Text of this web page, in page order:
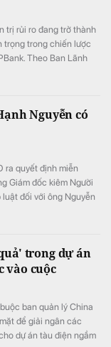
trị rủi ro đang trở thành
trọng trong chiến lược
Theo Ban Lãnh
lượng.
Nguyễn có
ra quyết định miễn
Giám đốc kiêm Người
đối với ông Nguyễn
trong dự án
vào cuộc
ban quản lý China
để giải ngân các
dự án tàu điện ngầm